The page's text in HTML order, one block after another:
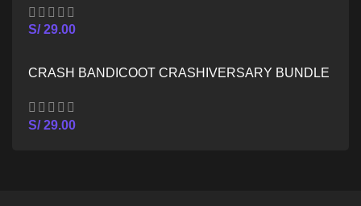
S/29.00
CRASH BANDICOOT CRASHIVERSARY BUNDLE
S/29.00